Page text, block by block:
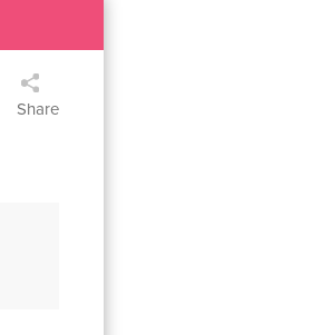
Share